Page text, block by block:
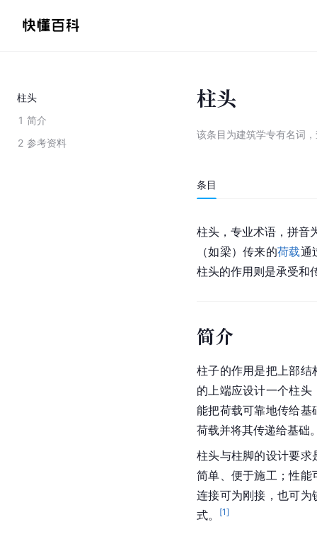
柱头
1 简介
2 参考资料
柱头
该条目为建筑学专有名词 ，
条目
柱头，专业术语，拼音
（如梁）传来的荷载通
柱头的作用则是承受和
简介
柱子的作用是把上部结
的上端应设计一个柱
能把荷载可靠地传给基
荷载并将其传递给基础
柱头与柱脚的设计要求
简单、便于施工；性能
连接可为刚接，也可为
式。
[1]